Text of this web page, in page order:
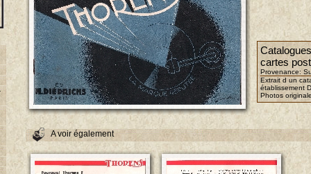
cartes
Provenance:
Extrait d un
établissement
Photos
A voir également